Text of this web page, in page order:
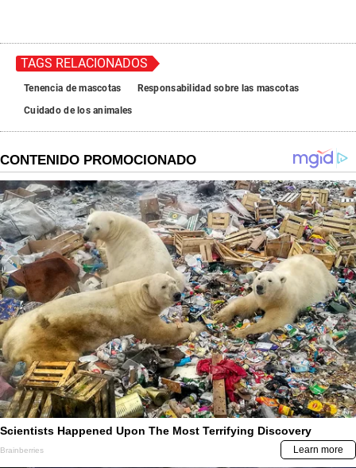
TAGS RELACIONADOS
Tenencia de mascotas
Responsabilidad sobre las mascotas
Cuidado de los animales